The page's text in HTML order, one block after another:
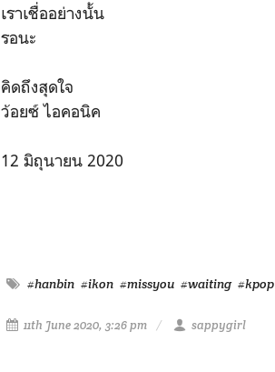
เราเชื่ออย่างนั้น
รอนะ
คิดถึงสุดใจ
ว้อยซ์ ไอคอนิค
12 มิถุนายน 2020
#hanbin #ikon #missyou #waiting #kpop
11th June 2020, 3:26 pm sappygirl